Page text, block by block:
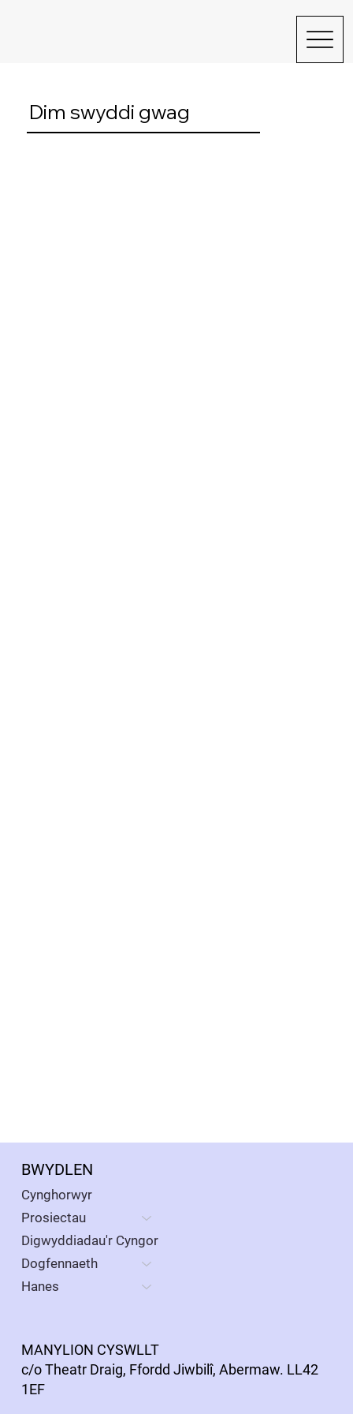
Dim swyddi gwag
BWYDLEN
Cynghorwyr
Prosiectau
Digwyddiadau'r Cyngor
Dogfennaeth
Hanes
MANYLION CYSWLLT
c/o Theatr Draig, Ffordd Jiwbilî, Abermaw. LL42
1EF